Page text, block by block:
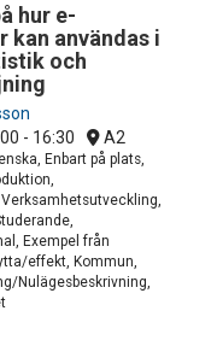
hur e-
kan användas i
och
- 16:30 A2
Enbart på plats,
Exempel från
effekt, Kommun,
Nulägesbeskrivning,